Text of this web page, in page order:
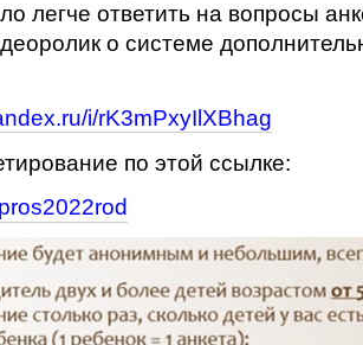
легче ответить на вопросы
о системе
i/rK3mPxyIlXBhag
по этой ссылке: